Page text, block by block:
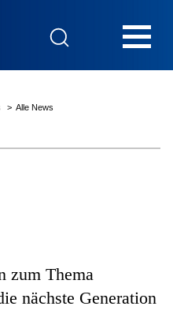
Alle News
zum Thema
nächste Generation